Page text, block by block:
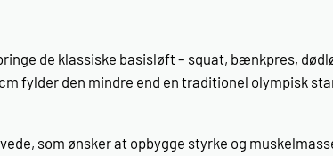
de klassiske basisløft – squat, bænkpres,
fylder den mindre end en traditionel olympisk
som ønsker at opbygge styrke og